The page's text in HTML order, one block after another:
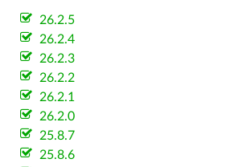
26.2.5
26.2.4
26.2.3
26.2.2
26.2.1
26.2.0
25.8.7
25.8.6